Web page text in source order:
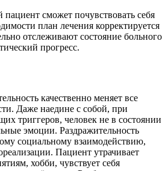
сможет почувствовать себя
план лечения корректируется
отслеживают состояние больного
прогресс.
качественно меняет все
Даже наедине с собой, при
триггеров, человек не в состоянии
эмоции. Раздражительность
социальному взаимодействию,
Пациент утрачивает
хобби, чувствует себя